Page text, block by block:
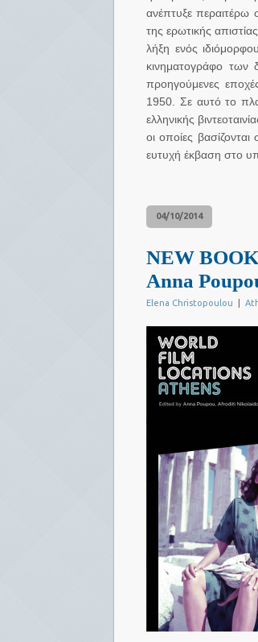
ανέπτυξε περαιτέρω
της ερωτικής
λήξη ενός
κινηματογράφο των
προηγούμενες
1950. Σε αυτό το
ελληνικής
οι οποίες
ευτυχή έκβαση στο
04/10/2014
NEW
Anna
Elena Christopoulou